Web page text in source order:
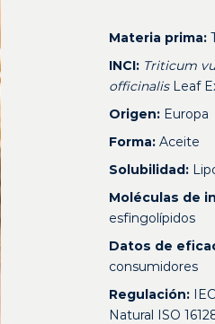
Materia prima:
INCI: Triticum
officinalisLeaf
Origen: Europa
Forma: Aceite
Solubilidad:
Moléculas de
esfingolípidos
Datos de
consumidores
Regulación:
Natural ISO